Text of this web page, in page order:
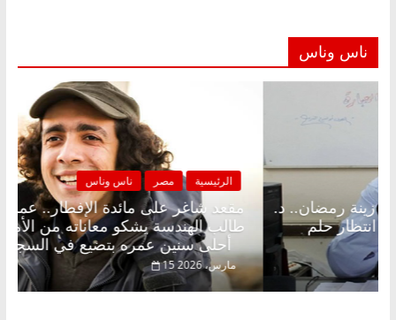
ناس وناس
الرئيسية
مقعد
طالب
أحلى سنين عمره بتضيع في السجن
15 مارس، 2026
ناس وناس
شاغر على الإفطار وبلكونة بلا زينة رمضان.. د.
فاروق خبير اقتصادي في انتظار حلم
2026